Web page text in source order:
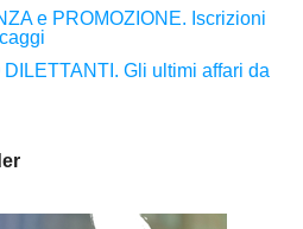
e PROMOZIONE. Iscrizioni
DILETTANTI. Gli ultimi affari da